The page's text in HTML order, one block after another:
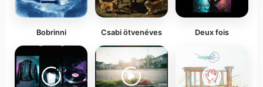
Bobrinni Csabi ötvenéves Deux fois